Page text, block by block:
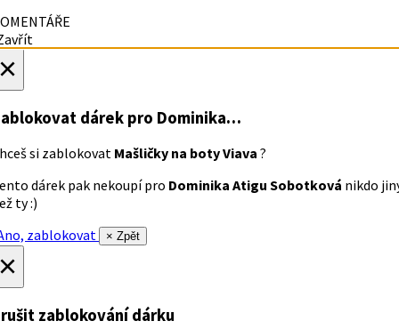
dárek pro Dominika…
si zablokovat Mašličky na boty Viava ?
dárek pak nekoupí pro Dominika Atigu Sobotková nikdo
ty :)
zablokovat
× Zpět
zablokování dárku